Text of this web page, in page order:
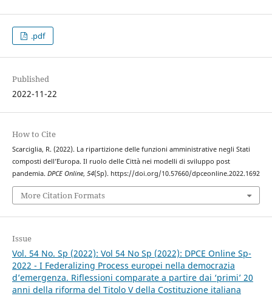
.pdf
Published
2022-11-22
How to Cite
Scarciglia, R. (2022). La ripartizione delle funzioni amministrative negli Stati
composti dell’Europa. Il ruolo delle Città nei modelli di sviluppo post
pandemia. DPCE Online, 54(Sp). https://doi.org/10.57660/dpceonline.2022.1692
More Citation Formats
Issue
Vol. 54 No. Sp (2022): Vol 54 No Sp (2022): DPCE Online Sp-
2022 - I Federalizing Process europei nella democrazia
d’emergenza. Riflessioni comparate a partire dai ‘primi’ 20
anni della riforma del Titolo V della Costituzione italiana